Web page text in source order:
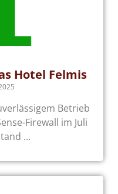
Hotel Felmis
Betrieb
Firewall im Juli
...